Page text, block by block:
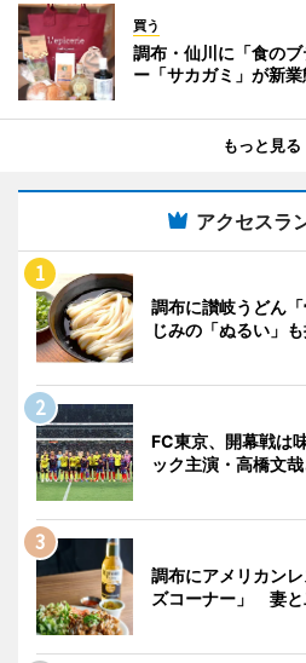
買う
調布・仙川に「食の
ー「サカガミ」が新業
もっと見る
アクセスラ
調布に讃岐うどん
じみの「ぬるい」
FC東京、開幕戦は
ック主演・高橋文
調布にアメリカン
ズコーナー」 妻と